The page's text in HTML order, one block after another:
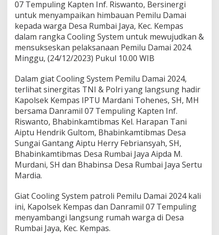
p
u
l
i
n
g
B
r
s
i
e
r
g
i
M
e
n
m
p
a
i
k
07 Tempuling Kapten Inf. Riswanto, Bersinergi
untuk menyampaikan himbauan Pemilu Damai
kepada warga Desa Rumbai Jaya, Kec. Kempas
dalam rangka Cooling System untuk mewujudkan &
mensukseskan pelaksanaan Pemilu Damai 2024.
Minggu, (24/12/2023) Pukul 10.00 WIB
Dalam giat Cooling System Pemilu Damai 2024,
terlihat sinergitas TNI & Polri yang langsung hadir
Kapolsek Kempas IPTU Mardani Tohenes, SH, MH
bersama Danramil 07 Tempuling Kapten Inf.
Riswanto, Bhabinkamtibmas Kel. Harapan Tani
Aiptu Hendrik Gultom, Bhabinkamtibmas Desa
Sungai Gantang Aiptu Herry Febriansyah, SH,
Bhabinkamtibmas Desa Rumbai Jaya Aipda M.
Murdani, SH dan Bhabinsa Desa Rumbai Jaya Sertu
Mardia.
Giat Cooling System patroli Pemilu Damai 2024 kali
ini, Kapolsek Kempas dan Danramil 07 Tempuling
menyambangi langsung rumah warga di Desa
Rumbai Jaya, Kec. Kempas.